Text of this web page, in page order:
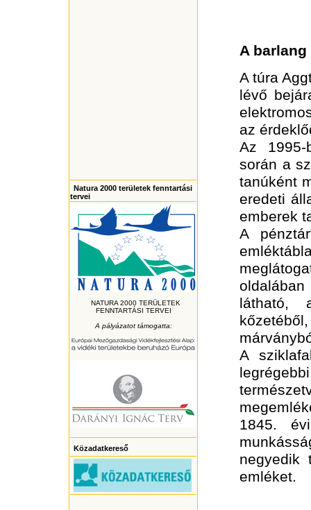
Natura 2000 területek fenntartási
tervei
NATURA 2000 TERÜLETEK
FENNTARTÁSI TERVEI
A pályázatot támogatta:
Közadatkereső
A
A túra
lévő
az
Az 1995-
során a
tanúként
eredeti
emberek
A
látható,
A
1845.
negyedik
emléket.